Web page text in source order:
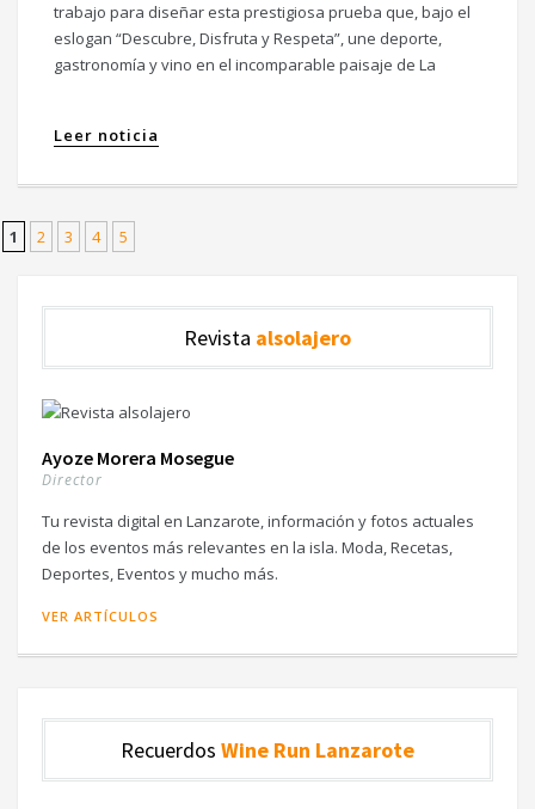
trabajo para diseñar esta prestigiosa prueba que, bajo el
eslogan “Descubre, Disfruta y Respeta”, une deporte,
gastronomía y vino en el incomparable paisaje de La
Leer noticia
1 2 3 4 5
Revista alsolajero
Ayoze Morera Mosegue
Director
Tu revista digital en Lanzarote, información y fotos actuales
de los eventos más relevantes en la isla. Moda, Recetas,
Deportes, Eventos y mucho más.
VER ARTÍCULOS
Recuerdos Wine Run Lanzarote